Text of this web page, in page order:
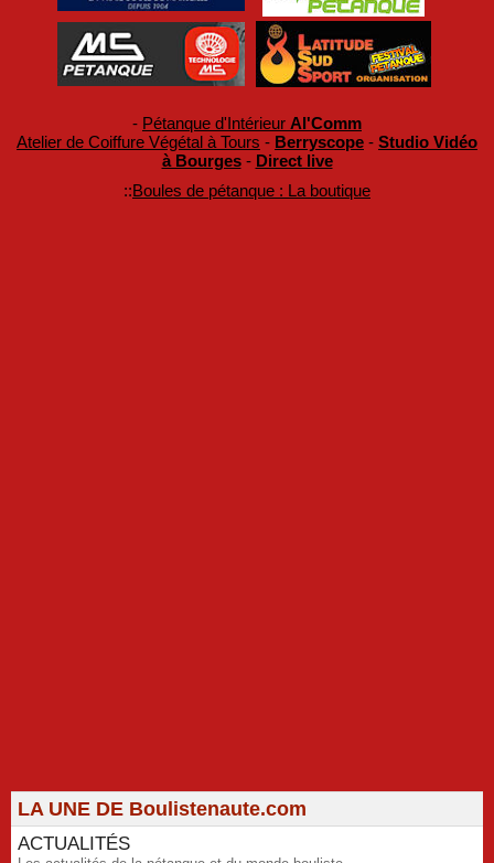
- Pétanque d'Intérieur Al'Comm
Atelier de Coiffure Végétal à Tours - Berryscope - Studio Vidéo
à Bourges- Direct live
::Boules de pétanque : La boutique
LA UNE DE Boulistenaute.com
ACTUALITÉS